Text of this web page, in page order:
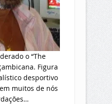
o “The
Figura
desportivo
muitos de nós